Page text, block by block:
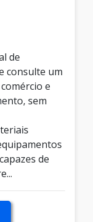
de
consulte um
e
sem
de